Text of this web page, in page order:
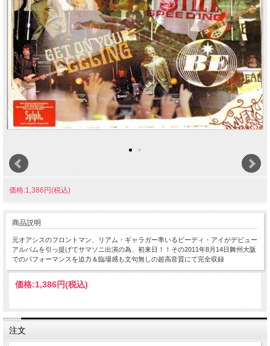
価格:1,386円(税込)
商品説明
元オアシスのフロントマン、リアム・ギャラガー率いるビーディ・アイがデビュー
アルバムを引っ提げてサマソニ出演の為、初来日！！その2011年8月14日舞州大阪
でのパフォーマンスを迫力＆臨場感も文句無しの超高音質にて完全収録
価格:1,386円(税込)
注文